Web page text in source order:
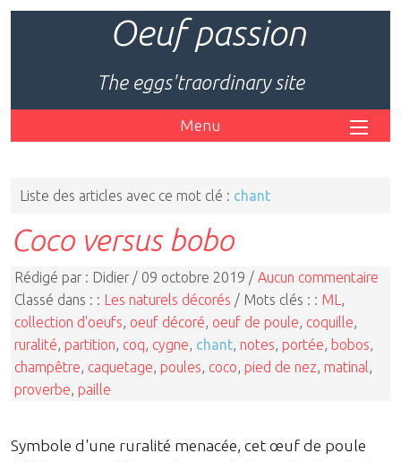
Oeuf passion
The eggs'traordinary site
Menu
Liste des articles avec ce mot clé : chant
Coco versus bobo
Rédigé par : Didier / 09 octobre 2019 / Aucun commentaire
Classé dans : : Les naturels décorés / Mots clés : : ML
collection d'oeufs oeuf décoré oeuf de poule coquille
ruralité partition coq cygne chant notes portée bobos
champêtre caquetage poules coco pied de nez matinal
proverbe paille
Symbole d'une ruralité menacée, cet œuf de poule